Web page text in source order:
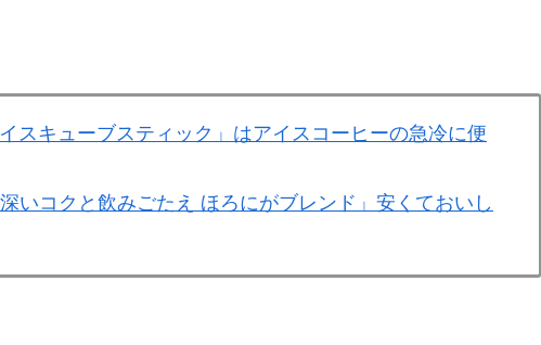
スキューブスティック」はアイスコーヒーの急冷に便
いコクと飲みごたえ ほろにがブレンド」安くておいし